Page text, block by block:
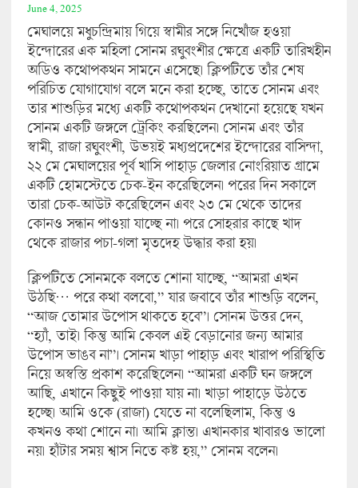
June 4, 2025
মেঘালয়ে মধুচন্দ্রিমায় গিয়ে স্বামীর সঙ্গে নিখোঁজ হওয়া
ইন্দোরের এক মহিলা সোনম রঘুবংশীর ক্ষেত্রে একটি তারিখহীন
অডিও কথোপকথন সামনে এসেছে। ক্লিপটিতে তাঁর শেষ
পরিচিত যোগাযোগ বলে মনে করা হচ্ছে, তাতে সোনম এবং
তার শাশুড়ির মধ্যে একটি কথোপকথন দেখানো হয়েছে যখন
সোনম একটি জঙ্গলে ট্রেকিং করছিলেন। সোনম এবং তাঁর
স্বামী, রাজা রঘুবংশী, উভয়ই মধ্যপ্রদেশের ইন্দোরের বাসিন্দা,
২২ মে মেঘালয়ের পূর্ব খাসি পাহাড় জেলার নোংরিয়াত গ্রামে
একটি হোমস্টেতে চেক-ইন করেছিলেন। পরের দিন সকালে
তারা চেক-আউট করেছিলেন এবং ২৩ মে থেকে তাদের
কোনও সন্ধান পাওয়া যাচ্ছে না। পরে সোহরার কাছে খাদ
থেকে রাজার পচা-গলা মৃতদেহ উদ্ধার করা হয়।
ক্লিপটিতে সোনমকে বলতে শোনা যাচ্ছে, “আমরা এখন
উঠছি… পরে কথা বলবো,” যার জবাবে তাঁর শাশুড়ি বলেন,
“আজ তোমার উপোস থাকতে হবে”। সোনম উত্তর দেন,
“হ্যাঁ, তাই। কিন্তু আমি কেবল এই বেড়ানোর জন্য আমার
উপোস ভাঙব না”। সোনম খাড়া পাহাড় এবং খারাপ পরিস্থিতি
নিয়ে অস্বস্তি প্রকাশ করেছিলেন। “আমরা একটি ঘন জঙ্গলে
আছি, এখানে কিছুই পাওয়া যায় না। খাড়া পাহাড়ে উঠতে
হচ্ছে। আমি ওকে (রাজা) যেতে না বলেছিলাম, কিন্তু ও
কখনও কথা শোনে না। আমি ক্লান্ত। এখানকার খাবারও ভালো
নয়। হাঁটার সময় শ্বাস নিতে কষ্ট হয়,” সোনম বলেন।